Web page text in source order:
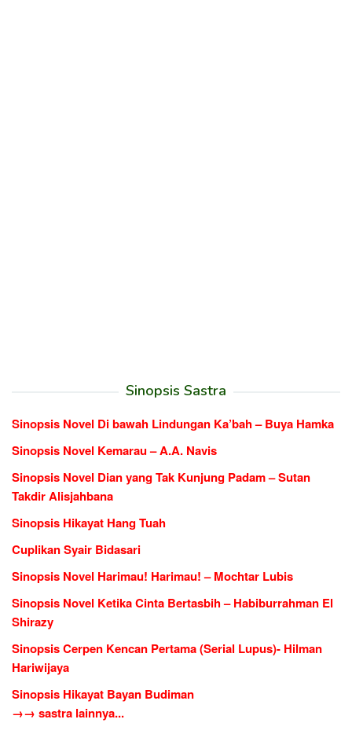
Sinopsis Sastra
Sinopsis Novel Di bawah Lindungan Ka’bah – Buya Hamka
Sinopsis Novel Kemarau – A.A. Navis
Sinopsis Novel Dian yang Tak Kunjung Padam – Sutan
Takdir Alisjahbana
Sinopsis Hikayat Hang Tuah
Cuplikan Syair Bidasari
Sinopsis Novel Harimau! Harimau! – Mochtar Lubis
Sinopsis Novel Ketika Cinta Bertasbih – Habiburrahman El
Shirazy
Sinopsis Cerpen Kencan Pertama (Serial Lupus)- Hilman
Hariwijaya
Sinopsis Hikayat Bayan Budiman
→→ sastra lainnya...